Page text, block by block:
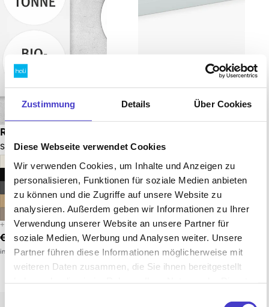
Zustimmung Details Über Cookies
Diese Webseite verwendet Cookies
Wir verwenden Cookies, um Inhalte und Anzeigen zu
personalisieren, Funktionen für soziale Medien anbieten
zu können und die Zugriffe auf unsere Website zu
analysieren. Außerdem geben wir Informationen zu Ihrer
Verwendung unserer Website an unsere Partner für
soziale Medien, Werbung und Analysen weiter. Unsere
Partner führen diese Informationen möglicherweise mit
weiteren Daten zusammen, die Sie ihnen bereitgestellt
Recycling Hub double
Sammelstelle für Mülltrennung
€349,00 EUR
inkl. 20% MwSt. (Netto: €290,83)
Schiebetürenschrank
Einlegeboden für
Schiebetürenschrank
ab€37,00 EUR
inkl. 20% MwSt. (Netto: €30,83)